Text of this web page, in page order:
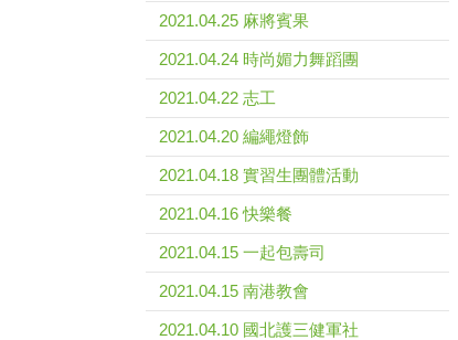
2021.04.25 麻將賓果
2021.04.24 時尚媚力舞蹈團
2021.04.22 志工
2021.04.20 編繩燈飾
2021.04.18 實習生團體活動
2021.04.16 快樂餐
2021.04.15 一起包壽司
2021.04.15 南港教會
2021.04.10 國北護三健軍社